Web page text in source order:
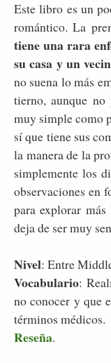
Este libro es un
romántico. La
tiene una rara
su casa y un
no suena lo más
tierno, aunque
muy simple como
sí que tiene sus
la manera de la
simplemente los
observaciones en
para explorar
deja de ser muy
Nivel: Entre
Vocabulario:
no conocer y que
términos médicos.
Reseña.